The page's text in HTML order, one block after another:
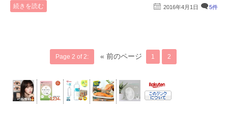
続きを読む 2016年4月1日 5件
Page 2 of 2: « 前のページ 1 2